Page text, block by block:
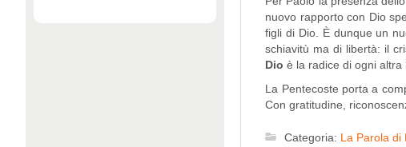
nuovo rapporto con Dio
figli di Dio. È dunque un
schiavitù ma di libertà: il
Dioè la radice di ogni altra
La Pentecoste porta a
Con gratitudine,
Categoria: La Parola di